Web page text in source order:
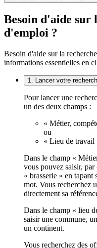
Besoin d'aide sur
d'emploi ?
Besoin d'aide sur la
informations essentielles en
1. Lancer votre
Pour lancer une
un des deux champs :
« Métier,
ou
« Lieu de travail
Dans le champ «
vous pouvez saisir,
« brasserie » en tapant
mot. Vous recherchez
directement sa
Dans le champ « lieu
saisir une commune,
un continent.
Vous recherchez des